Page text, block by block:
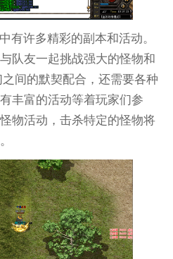
有许多精彩的副本和活动。
队友一起挑战强大的怪物和
间的默契配合，还需要各种
丰富的活动等着玩家们参
物活动，击杀特定的怪物将